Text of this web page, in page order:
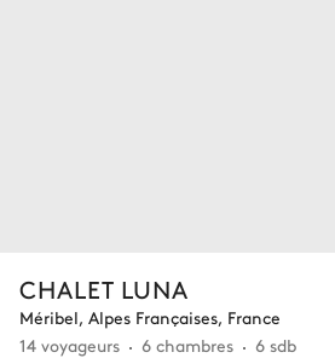
CHALET LUNA
Méribel, Alpes Françaises, France
14 voyageurs
6 chambres 6 sdb